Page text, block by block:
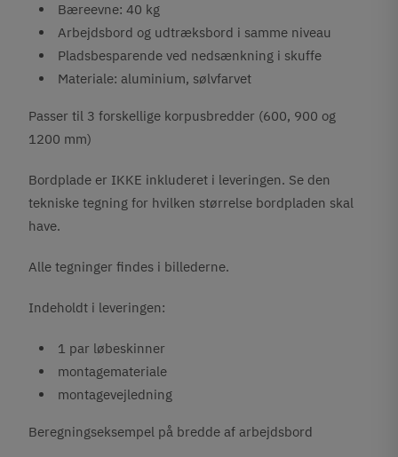
Bæreevne: 40 kg
Arbejdsbord og udtræksbord i samme niveau
Pladsbesparende ved nedsænkning i skuffe
Materiale: aluminium, sølvfarvet
Passer til 3 forskellige korpusbredder (600, 900 og
1200 mm)
Bordplade er IKKE inkluderet i leveringen. Se den
tekniske tegning for hvilken størrelse bordpladen skal
have.
Alle tegninger findes i billederne.
Indeholdt i leveringen:
1 par løbeskinner
montagemateriale
montagevejledning
Beregningseksempel på bredde af arbejdsbord